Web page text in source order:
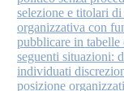
selezione e titolari
organizzativa con
pubblicare in tabelle
seguenti situazioni:
individuati
posizione